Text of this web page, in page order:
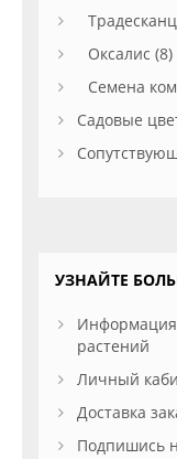
Оксалис (8)
Семена
Садовые
УЗНАЙТЕ
Информация
растений
Личный
Доставка
Подпишись